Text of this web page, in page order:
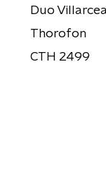
Duo
Thorofon
CTH 2499